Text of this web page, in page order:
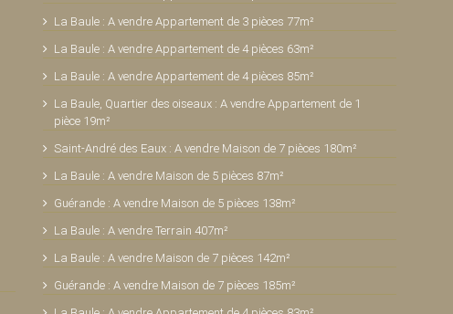
La Baule : A vendre Appartement de 3 pièces 77m²
La Baule : A vendre Appartement de 4 pièces 63m²
La Baule : A vendre Appartement de 4 pièces 85m²
La Baule, Quartier des oiseaux : A vendre Appartement de 1
pièce 19m²
Saint-André des Eaux : A vendre Maison de 7 pièces 180m²
La Baule : A vendre Maison de 5 pièces 87m²
Guérande : A vendre Maison de 5 pièces 138m²
La Baule : A vendre Terrain 407m²
La Baule : A vendre Maison de 7 pièces 142m²
Guérande : A vendre Maison de 7 pièces 185m²